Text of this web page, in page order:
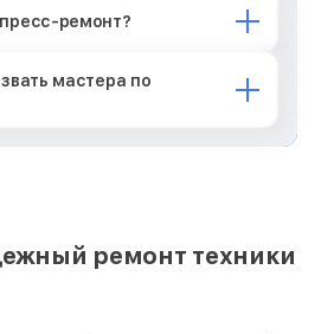
ремонт?
мастера по
ремонт техники